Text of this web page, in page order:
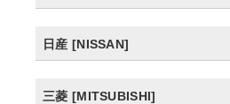
日産 [NISSAN]
三菱 [MITSUBISHI]